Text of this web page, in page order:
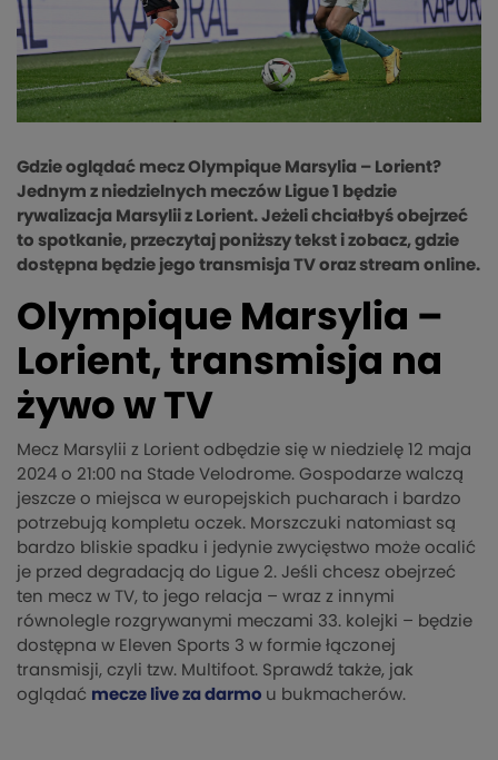
Gdzie oglądać mecz Olympique Marsylia – Lorient?
Jednym z niedzielnych meczów Ligue 1 będzie
rywalizacja Marsylii z Lorient. Jeżeli chciałbyś obejrzeć
to spotkanie, przeczytaj poniższy tekst i zobacz, gdzie
dostępna będzie jego transmisja TV oraz stream online.
Olympique Marsylia –
Lorient, transmisja na
żywo w TV
Mecz Marsylii z Lorient odbędzie się w niedzielę 12 maja
2024 o 21:00 na Stade Velodrome. Gospodarze walczą
jeszcze o miejsca w europejskich pucharach i bardzo
potrzebują kompletu oczek. Morszczuki natomiast są
bardzo bliskie spadku i jedynie zwycięstwo może ocalić
je przed degradacją do Ligue 2. Jeśli chcesz obejrzeć
ten mecz w TV, to jego relacja – wraz z innymi
równolegle rozgrywanymi meczami 33. kolejki – będzie
dostępna w Eleven Sports 3 w formie łączonej
transmisji, czyli tzw. Multifoot. Sprawdź także, jak
oglądać mecze live za darmo u bukmacherów.